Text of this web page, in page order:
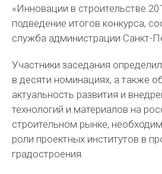
«Инновации в строительстве
подведение итогов конкурса,
служба администрации Санкт-
Участники заседания
в десяти номинациях, а также
актуальность развития и
технологий и материалов на
строительном рынке,
роли проектных институтов в
градостроения.